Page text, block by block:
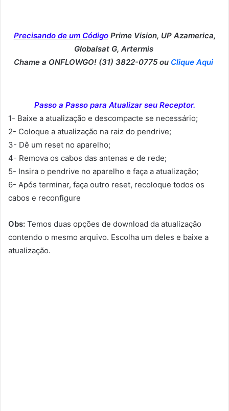
Precisando de um Código Prime Vision, UP Azamerica,
Globalsat G, Artermis
Chame a ONFLOWGO! (31) 3822-0775 ou Clique Aqui
Passo a Passo para Atualizar seu Receptor.
1- Baixe a atualização e descompacte se necessário;
2- Coloque a atualização na raiz do pendrive;
3- Dê um reset no aparelho;
4- Remova os cabos das antenas e de rede;
5- Insira o pendrive no aparelho e faça a atualização;
6- Após terminar, faça outro reset, recoloque todos os
cabos e reconfigure
Obs: Temos duas opções de download da atualização
contendo o mesmo arquivo. Escolha um deles e baixe a
atualização.